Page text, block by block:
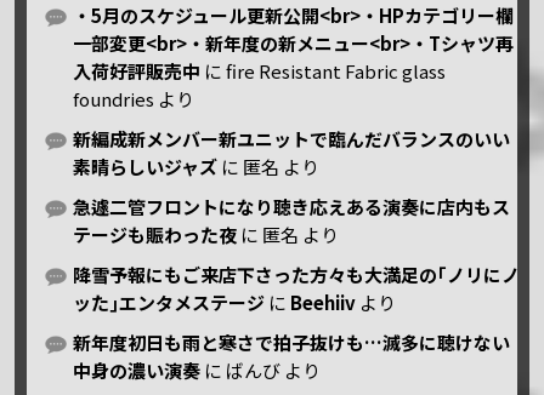
・5月のスケジュール更新公開<br>・HPカテゴリー欄
一部変更<br>・新年度の新メニュー<br>・Tシャツ再
入荷好評販売中 にfire Resistant Fabric glass
foundries より
新編成新メンバー新ユニットで臨んだバランスのいい
素晴らしいジャズ に 匿名 より
急遽二管フロントになり聴き応えある演奏に店内もス
テージも賑わった夜 に 匿名 より
降雪予報にもご来店下さった方々も大満足の｢ノリにノ
ッた｣エンタメステージ に Beehiiv より
新年度初日も雨と寒さで拍子抜けも…滅多に聴けない
中身の濃い演奏 に ばんび より